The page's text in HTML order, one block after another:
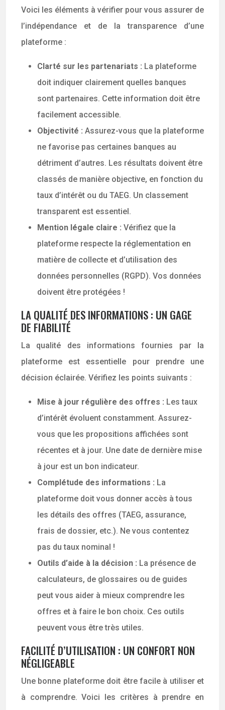
Voici les éléments à vérifier pour vous assurer de
l’indépendance et de la transparence d’une
plateforme :
Clarté sur les partenariats : La plateforme
doit indiquer clairement quelles banques
sont partenaires. Cette information doit être
facilement accessible.
Objectivité : Assurez-vous que la plateforme
ne favorise pas certaines banques au
détriment d’autres. Les résultats doivent être
classés de manière objective, en fonction du
taux d’intérêt ou du TAEG. Un classement
transparent est essentiel.
Mention légale claire : Vérifiez que la
plateforme respecte la réglementation en
matière de collecte et d’utilisation des
données personnelles (RGPD). Vos données
doivent être protégées !
LA QUALITÉ DES INFORMATIONS : UN GAGE
DE FIABILITÉ
La qualité des informations fournies par la
plateforme est essentielle pour prendre une
décision éclairée. Vérifiez les points suivants :
Mise à jour régulière des offres : Les taux
d’intérêt évoluent constamment. Assurez-
vous que les propositions affichées sont
récentes et à jour. Une date de dernière mise
à jour est un bon indicateur.
Complétude des informations : La
plateforme doit vous donner accès à tous
les détails des offres (TAEG, assurance,
frais de dossier, etc.). Ne vous contentez
pas du taux nominal !
Outils d’aide à la décision : La présence de
calculateurs, de glossaires ou de guides
peut vous aider à mieux comprendre les
offres et à faire le bon choix. Ces outils
peuvent vous être très utiles.
FACILITÉ D’UTILISATION : UN CONFORT NON
NÉGLIGEABLE
Une bonne plateforme doit être facile à utiliser et
à comprendre. Voici les critères à prendre en